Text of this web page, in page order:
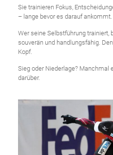
Sie trainieren Fokus,
– lange bevor es darauf ankommt.
Wer seine Selbstführung trainiert,
souverän und handlungsfähig.
Kopf.
Sieg oder Niederlage? Manchmal
darüber.